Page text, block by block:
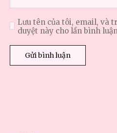
Lưu tên của tôi, email, và
duyệt này cho lần bình